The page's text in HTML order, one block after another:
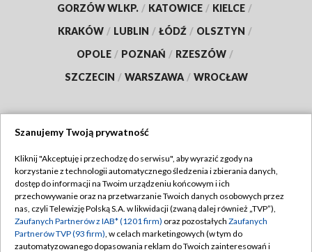
GORZÓW WLKP. / KATOWICE / KIELCE /
KRAKÓW / LUBLIN / ŁÓDŹ / OLSZTYN /
OPOLE / POZNAŃ / RZESZÓW /
SZCZECIN / WARSZAWA / WROCŁAW
TVP
Abonament TVP
Emisja w TVP
Centrum informacji TVP
Regulamin TVP
Polityka prywatności
Moje zgody
Szanujemy Twoją prywatność
Kliknij "Akceptuję i przechodzę do serwisu", aby wyrazić zgody na
korzystanie z technologii automatycznego śledzenia i zbierania danych,
dostęp do informacji na Twoim urządzeniu końcowym i ich
przechowywanie oraz na przetwarzanie Twoich danych osobowych przez
nas, czyli Telewizję Polską S.A. w likwidacji (zwaną dalej również „TVP”),
Zaufanych Partnerów z IAB* (1201 firm) oraz pozostałych Zaufanych
Partnerów TVP (93 firm), w celach marketingowych (w tym do
zautomatyzowanego dopasowania reklam do Twoich zainteresowań i